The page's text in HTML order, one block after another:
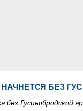
БЕЗ
без Гусинобродской